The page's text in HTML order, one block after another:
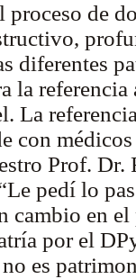
proceso de
diferentes
la referencia
La
con
Prof. Dr.
pedí lo
cambio en
por el
es